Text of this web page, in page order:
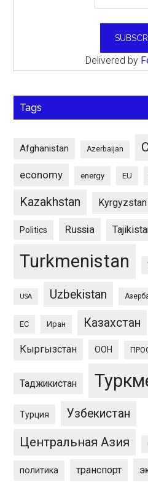
Delivered by
Tags
Afghanistan Azerbaijan
economy energy EU
Kazakhstan Kyrgyzstan
Politics Russia
Turkmenistan
USA Uzbekistan
ЕС Иран Казахстан
Кыргызстан ООН
Таджикистан
Турция Узбекистан
Центральная Азия
политика транспорт